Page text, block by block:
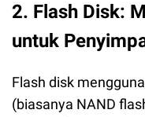
2. Flash Disk:
untuk
Flash disk
(biasanya NAND